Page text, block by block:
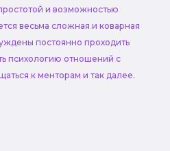
и возможностью
весьма сложная и коварная
постоянно проходить
психологию отношений с
к менторам и так далее.